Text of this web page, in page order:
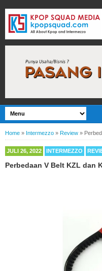
Home » Intermezzo » Review »
JULI 26, 2022 INTERMEZZO
Perbedaan V Belt KZL dan